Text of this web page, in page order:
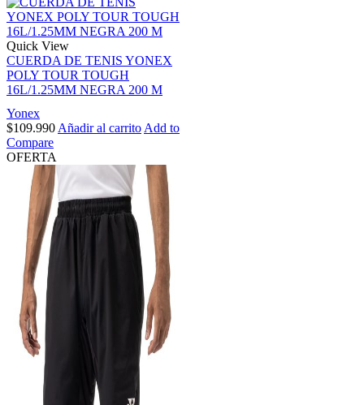
Quick View
CUERDA DE TENIS YONEX
POLY TOUR TOUGH
16L/1.25MM NEGRA 200 M
Yonex
$109.990 Añadir al carrito Add to
Compare
OFERTA